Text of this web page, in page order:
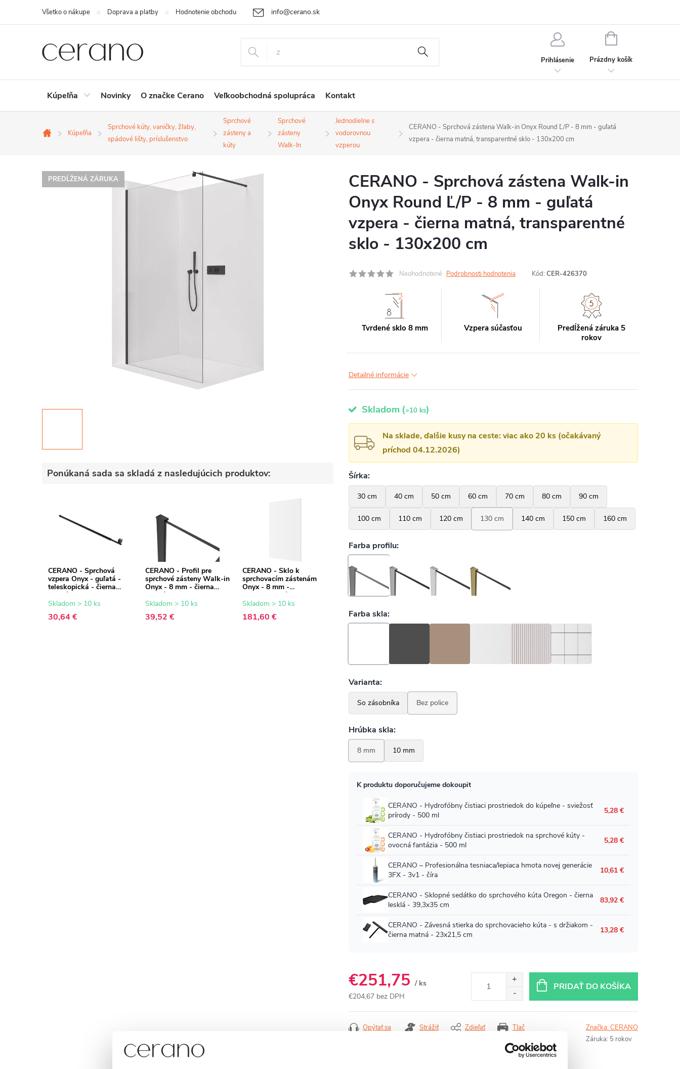
+421 232 195 445
info@cerano.sk
Všetko o nákupe Doprava a platby Hodnotenie obchodu Cenová ponuka na mieru
Prihlásenie
NÁKUPNÝ
Prázdny košík
Kúpeľňa Novinky O značke Cerano Veľkoobchodná spolupráca Kontakt
Domov
Kúpeľňa
Sprchové kúty, vaničky, žľaby,
spádové lišty, príslušenstvo
Sprchové
zásteny a
kúty
Sprchové
zásteny
Walk-In
Jednodielne s
vodorovnou
vzperou
CERANO - Sprchová zástena Walk-in Onyx Round Ľ/P - 8 mm - guľatá
vzpera - čierna matná, transparentné sklo - 130x200 cm
PREDĹŽENÁ ZÁRUKA
Ponúkaná sada sa skladá z nasledujúcich produktov:
CERANO - Sprchová
vzpera Onyx - guľatá -
teleskopická - čierna
matná - 77-140 cm
Skladom > 10 ks
30,64 €
CERANO - Profil pre
sprchové zásteny Walk-in
Onyx - 8 mm - čierna
matná - 15 mm
Skladom > 10 ks
39,52 €
CERANO - Sklo k
sprchovacím zástenám
Onyx - 8 mm -
transparentné sklo -
130x200 cm
Skladom > 10 ks
181,60 €
CERANO - Sprchová zástena Walk-in
Onyx Round Ľ/P - 8 mm - guľatá
vzpera - čierna matná, transparentné
sklo - 130x200 cm
Neohodnotené Podrobnosti hodnotenia Kód: CER-426370
Tvrdené sklo 8 mm Vzpera súčasťou
Predĺžená záruka 5
rokov
Detailné informácie
Skladom (>10 ks)
Na sklade, ďalšie kusy na ceste: viac ako 20 ks (očakávaný
príchod 04.12.2026)
€251,75 / ks
€204,67 bez DPH
PRIDAŤ DO KOŠÍKA
Tlač
Opýtať sa Strážiť Zdieľať Značka:CERANO
Záruka: 5 rokov